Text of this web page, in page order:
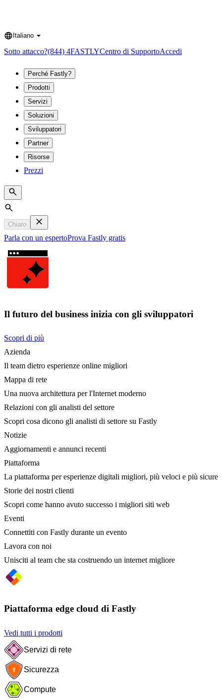
Language
Italiano
Sotto attacco?(844) 4FASTLYCentro di SupportoAccedi
Perché Fastly?
Prodotti
Servizi
Soluzioni
Sviluppatori
Partner
Risorse
Prezzi
Search
Chiaro
Parla con un espertoProva Fastly gratis
Il futuro del business inizia con gli sviluppatori
Scopri di più
Azienda
Il team dietro esperienze online migliori
Mappa di rete
Una nuova architettura per l'Internet moderno
Relazioni con gli analisti del settore
Scopri cosa dicono gli analisti di settore su Fastly
Notizie
Aggiornamenti e annunci recenti
Piattaforma
La piattaforma per esperienze digitali migliori, più veloci e più sicure
Storie dei nostri clienti
Scopri come hanno avuto successo i migliori siti web
Eventi
Connettiti con Fastly durante un evento
Lavora con noi
Unisciti al team che sta costruendo un internet migliore
Piattaforma edge cloud di Fastly
Vedi tutti i prodotti
Servizi di rete
Sicurezza
Compute